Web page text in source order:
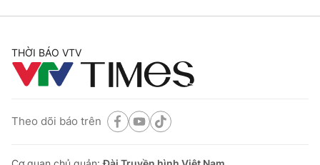
THỜI BÁO VTV
Theo dõi báo trên